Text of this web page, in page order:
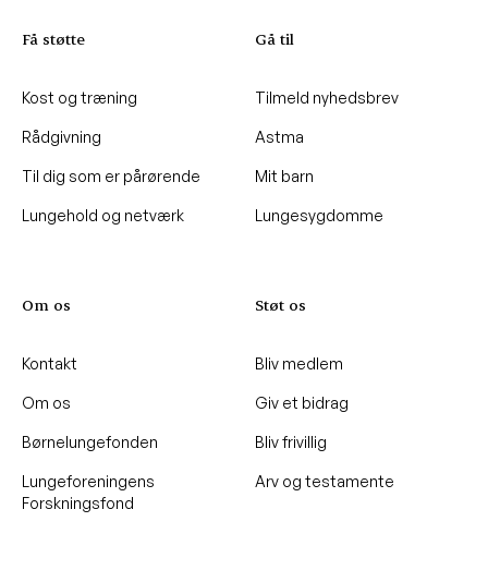
Få støtte
Kost og træning
Rådgivning
Til dig som er pårørende
Lungehold og netværk
Gå til
Tilmeld nyhedsbrev
Astma
Mit barn
Lungesygdomme
Om os
Kontakt
Om os
Børnelungefonden
Lungeforeningens
Forskningsfond
Støt os
Bliv medlem
Giv et bidrag
Bliv frivillig
Arv og testamente